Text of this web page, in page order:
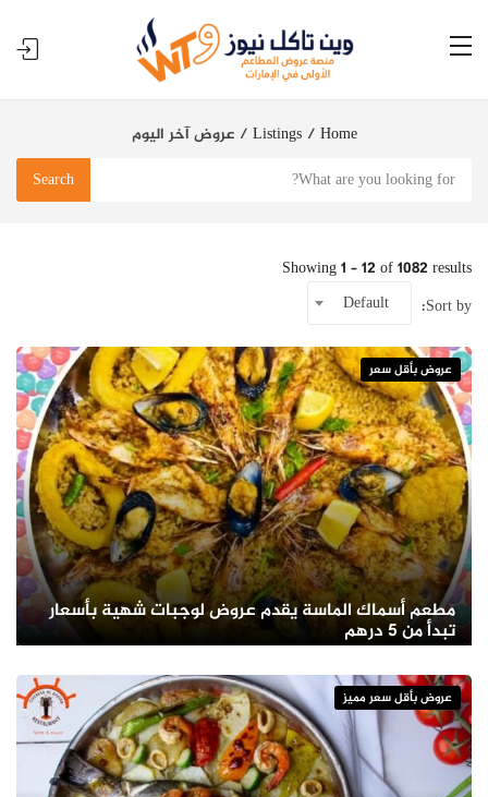
Home
Listings
عروض آخر اليوم
Search
Showing1 –12 of 1082 results
Sort by:
Default
عروض بأقل سعر
مطعم أسماك الماسة يقدم عروض لوجبات شهية بأسعار
تبدأ من 5 درهم
عروض بأقل سعر مميز